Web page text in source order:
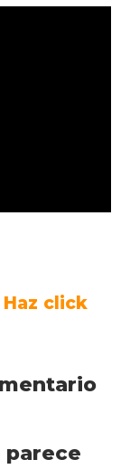
Haz click
parece